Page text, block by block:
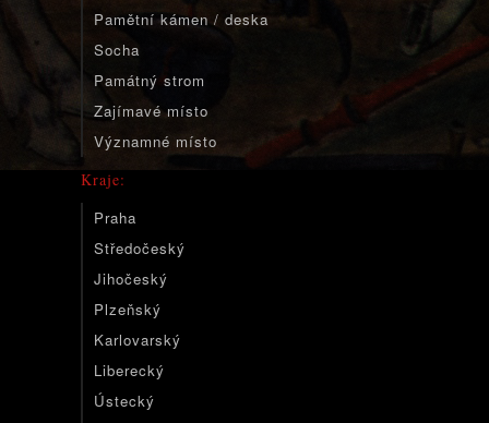
Pamětní kámen / deska
Socha
Památný strom
Zajímavé místo
Významné místo
Kraje:
Praha
Středočeský
Jihočeský
Plzeňský
Karlovarský
Liberecký
Ústecký